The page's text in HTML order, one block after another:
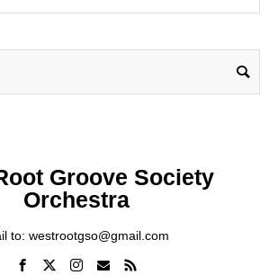
Groove Society
Orchestra
to: westrootgso@gmail.com